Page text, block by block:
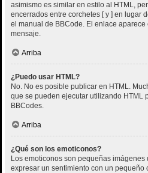
asimismo es similar en estilo al HTML,
encerrados entre corchetes [ y ] en lugar
el manual de BBCode. El enlace
mensaje.
Arriba
¿Puedo usar HTML?
No. No es posible publicar en HTML.
que se pueden ejecutar utilizando HTML
BBCodes.
Arriba
¿Qué son los emoticonos?
Los emoticonos son pequeñas
expresar un sentimiento con un pequeño